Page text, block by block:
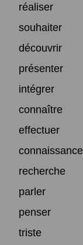
réaliser
souhaiter
découvrir
présenter
intégrer
connaître
effectuer
connaissance
recherche
parler
penser
triste